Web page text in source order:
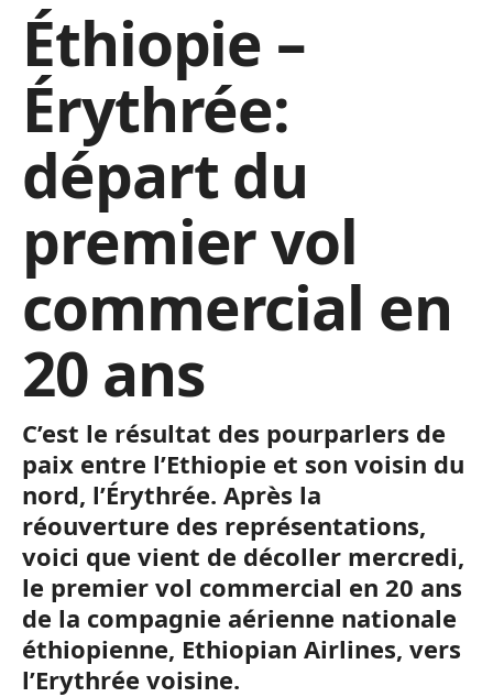
Éthiopie –
Érythrée:
départ du
premier vol
commercial en
20 ans
C’est le résultat des pourparlers de
paix entre l’Ethiopie et son voisin du
nord, l’Érythrée. Après la
réouverture des représentations,
voici que vient de décoller mercredi,
le premier vol commercial en 20 ans
de la compagnie aérienne nationale
éthiopienne, Ethiopian Airlines, vers
l’Erythrée voisine.